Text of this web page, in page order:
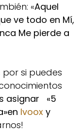
«Aquel
ve todo en Mí,
Me pierde a
por si puedes
asignar «5
Ivoox y